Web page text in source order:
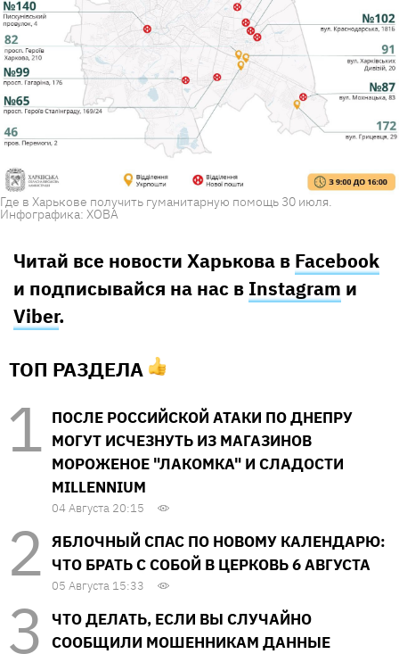
Где в Харькове получить гуманитарную помощь 30 июля.
Инфографика: ХОВА
Читай все новости Харькова в Facebook
и подписывайся на нас в Instagram и
Viber.
ТОП РАЗДЕЛА
ПОСЛЕ РОССИЙСКОЙ АТАКИ ПО ДНЕПРУ
МОГУТ ИСЧЕЗНУТЬ ИЗ МАГАЗИНОВ
МОРОЖЕНОЕ "ЛАКОМКА" И СЛАДОСТИ
MILLENNIUM
04 Августа 20:15
ЯБЛОЧНЫЙ СПАС ПО НОВОМУ КАЛЕНДАРЮ:
ЧТО БРАТЬ С СОБОЙ В ЦЕРКОВЬ 6 АВГУСТА
05 Августа 15:33
ЧТО ДЕЛАТЬ, ЕСЛИ ВЫ СЛУЧАЙНО
СООБЩИЛИ МОШЕННИКАМ ДАННЫЕ